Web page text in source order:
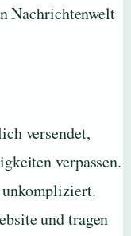
Nachrichtenwelt
versendet,
verpassen.
und tragen